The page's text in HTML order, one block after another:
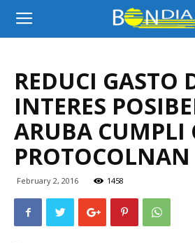
Bon
Aruba
REDUCI GASTO
INTERES
ARUBA CUMPLI
February 2, 2016 1458